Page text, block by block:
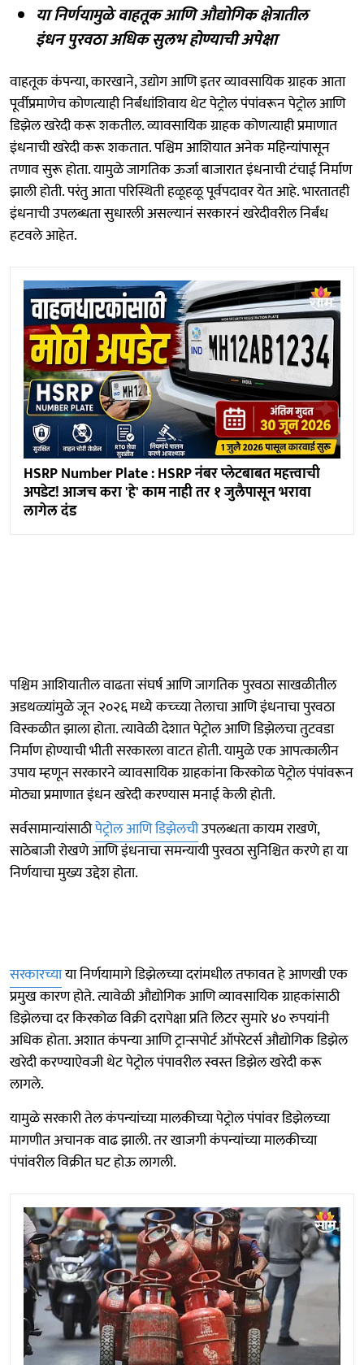
या निर्णयामुळे वाहतूक आणि औद्योगिक क्षेत्रातील
इंधन पुरवठा अधिक सुलभ होण्याची अपेक्षा
वाहतूक कंपन्या, कारखाने, उद्योग आणि इतर व्यावसायिक ग्राहक आता
पूर्वीप्रमाणेच कोणत्याही निर्बंधांशिवाय थेट पेट्रोल पंपांवरून पेट्रोल आणि
डिझेल खरेदी करू शकतील. व्यावसायिक ग्राहक कोणत्याही प्रमाणात
इंधनाची खरेदी करू शकतात. पश्चिम आशियात अनेक महिन्यांपासून
तणाव सुरू होता. यामुळे जागतिक ऊर्जा बाजारात इंधनाची टंचाई निर्माण
झाली होती. परंतु आता परिस्थिती हळूहळू पूर्वपदावर येत आहे. भारतातही
इंधनाची उपलब्धता सुधारली असल्यानं सरकारनं खरेदीवरील निर्बंध
हटवले आहेत.
HSRP Number Plate : HSRP नंबर प्लेटबाबत महत्त्वाची
अपडेट! आजच करा 'हे' काम नाही तर १ जुलैपासून भरावा
लागेल दंड
पश्चिम आशियातील वाढता संघर्ष आणि जागतिक पुरवठा साखळीतील
अडथळ्यांमुळे जून २०२६ मध्ये कच्च्या तेलाचा आणि इंधनाचा पुरवठा
विस्कळीत झाला होता. त्यावेळी देशात पेट्रोल आणि डिझेलचा तुटवडा
निर्माण होण्याची भीती सरकारला वाटत होती. यामुळे एक आपत्कालीन
उपाय म्हणून सरकारने व्यावसायिक ग्राहकांना किरकोळ पेट्रोल पंपांवरून
मोठ्या प्रमाणात इंधन खरेदी करण्यास मनाई केली होती.
सर्वसामान्यांसाठीपेट्रोल आणि डिझेलचीउपलब्धता कायम राखणे,
साठेबाजी रोखणे आणि इंधनाचा समन्यायी पुरवठा सुनिश्चित करणे हा या
निर्णयाचा मुख्य उद्देश होता.
सरकारच्याया निर्णयामागे डिझेलच्या दरांमधील तफावत हे आणखी एक
प्रमुख कारण होते. त्यावेळी औद्योगिक आणि व्यावसायिक ग्राहकांसाठी
डिझेलचा दर किरकोळ विक्री दरापेक्षा प्रति लिटर सुमारे ४० रुपयांनी
अधिक होता. अशात कंपन्या आणि ट्रान्सपोर्ट ऑपरेटर्स औद्योगिक डिझेल
खरेदी करण्याऐवजी थेट पेट्रोल पंपावरील स्वस्त डिझेल खरेदी करू
लागले.
यामुळे सरकारी तेल कंपन्यांच्या मालकीच्या पेट्रोल पंपांवर डिझेलच्या
मागणीत अचानक वाढ झाली. तर खाजगी कंपन्यांच्या मालकीच्या
पंपांवरील विक्रीत घट होऊ लागली.